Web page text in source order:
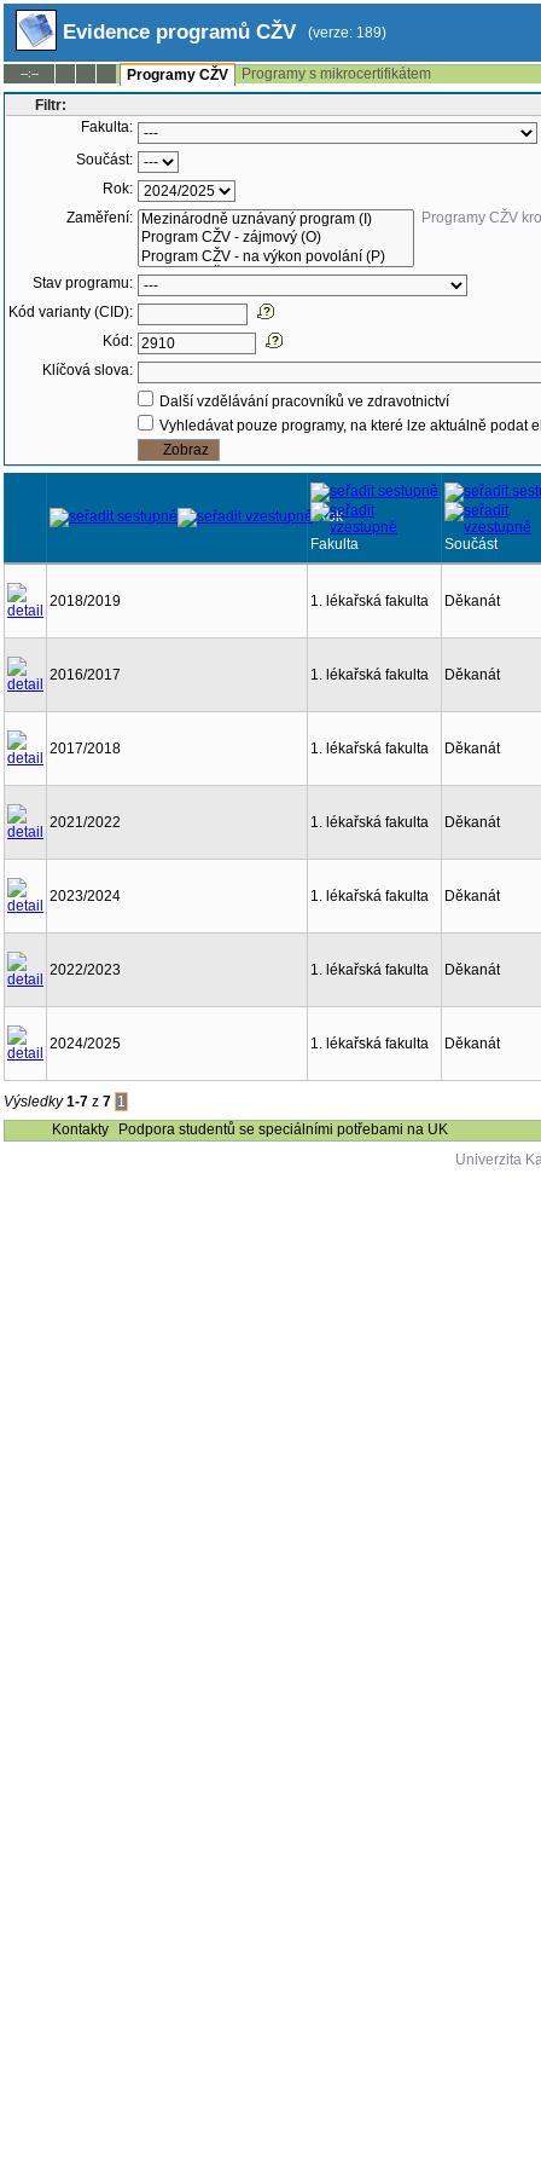
Evidence programů CŽV (verze: 189)
--:-- Programy CŽV
Programy s mikrocertifikátem
Filtr:
Fakulta:
Součást:
Rok:
Zaměření:
Programy CŽV
Stav programu:
Kód varianty (CID):
Kód:
Klíčová slova:
Další vzdělávání pracovníků ve zdravotnictví
Vyhledávat pouze programy, na které lze aktuálně podat
Rok
Fakulta
Součást
2018/2019 1. lékařská fakulta Děkanát
2016/2017 1. lékařská fakulta Děkanát
2017/2018 1. lékařská fakulta Děkanát
2021/2022 1. lékařská fakulta Děkanát
2023/2024 1. lékařská fakulta Děkanát
2022/2023 1. lékařská fakulta Děkanát
2024/2025 1. lékařská fakulta Děkanát
Výsledky1-7 z 7 1
Kontakty
Podpora studentů se speciálními potřebami na UK
Univerzita